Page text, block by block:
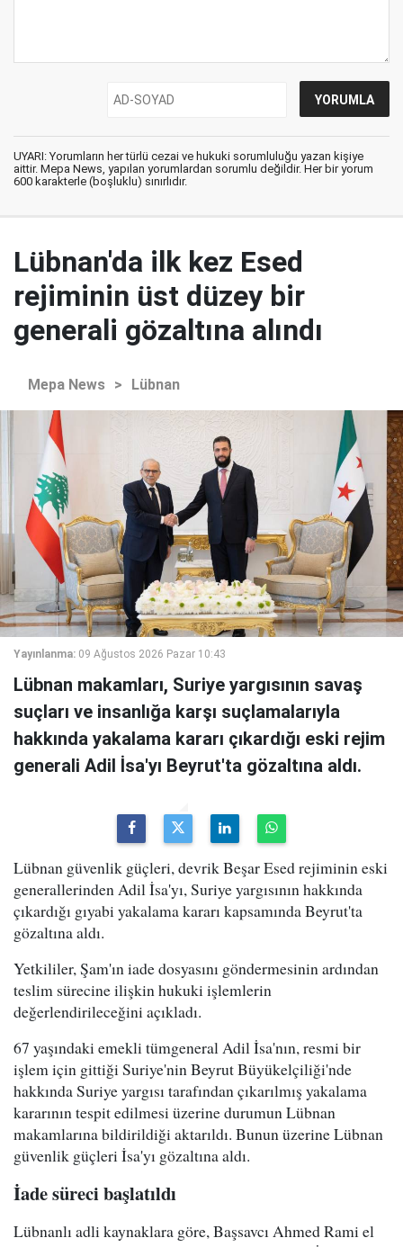
UYARI: Yorumların her türlü cezai ve hukuki sorumluluğu yazan kişiye
aittir. Mepa News, yapılan yorumlardan sorumlu değildir. Her bir yorum
600 karakterle (boşluklu) sınırlıdır.
Lübnan'da ilk kez Esed
rejiminin üst düzey bir
generali gözaltına alındı
Mepa News > Lübnan
Yayınlanma: 09 Ağustos 2026 Pazar 10:43
Lübnan makamları, Suriye yargısının savaş
suçları ve insanlığa karşı suçlamalarıyla
hakkında yakalama kararı çıkardığı eski rejim
generali Adil İsa'yı Beyrut'ta gözaltına aldı.
Lübnan güvenlik güçleri, devrik Beşar Esed rejiminin eski
generallerinden Adil İsa'yı, Suriye yargısının hakkında
çıkardığı gıyabi yakalama kararı kapsamında Beyrut'ta
gözaltına aldı.
Yetkililer, Şam'ın iade dosyasını göndermesinin ardından
teslim sürecine ilişkin hukuki işlemlerin
değerlendirileceğini açıkladı.
67 yaşındaki emekli tümgeneral Adil İsa'nın, resmi bir
işlem için gittiği Suriye'nin Beyrut Büyükelçiliği'nde
hakkında Suriye yargısı tarafından çıkarılmış yakalama
kararının tespit edilmesi üzerine durumun Lübnan
makamlarına bildirildiği aktarıldı. Bunun üzerine Lübnan
güvenlik güçleri İsa'yı gözaltına aldı.
İade süreci başlatıldı
Lübnanlı adli kaynaklara göre, Başsavcı Ahmed Rami el